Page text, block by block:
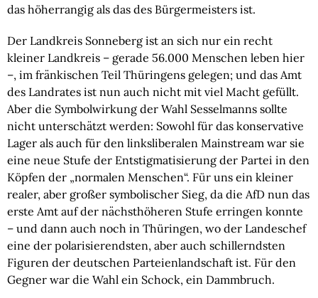
das höherrangig als das des Bürgermeisters ist.
Der Landkreis Sonneberg ist an sich nur ein recht
kleiner Landkreis – gerade 56.000 Menschen leben hier
–, im fränkischen Teil Thüringens gelegen; und das Amt
des Landrates ist nun auch nicht mit viel Macht gefüllt.
Aber die Symbolwirkung der Wahl Sesselmanns sollte
nicht unterschätzt werden: Sowohl für das konservative
Lager als auch für den linksliberalen Mainstream war sie
eine neue Stufe der Entstigmatisierung der Partei in den
Köpfen der „normalen Menschen“. Für uns ein kleiner
realer, aber großer symbolischer Sieg, da die AfD nun das
erste Amt auf der nächsthöheren Stufe erringen konnte
– und dann auch noch in Thüringen, wo der Landeschef
eine der polarisierendsten, aber auch schillerndsten
Figuren der deutschen Parteienlandschaft ist. Für den
Gegner war die Wahl ein Schock, ein Dammbruch.